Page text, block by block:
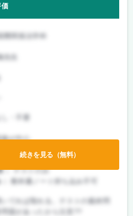
先生
・不要
義が中心
テスト・レポート両方なし
：テストのみ
教科書ノート持ち込み不可
いてれば取れる。テストの最終問
問題があったから注意??
続きを見る（無料）